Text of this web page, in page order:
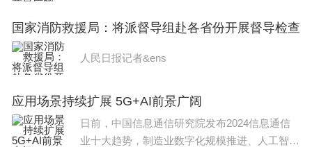
子。布里斯托感觉学校给国际学生的整个支持系统都
比较薄弱。可能学校的初心是让你来搞学术的，不是
让你搞有的没的。
总了个结：所以，入读爱丁堡和布里斯托这种学术类
型的学校，有些学生容易水土不服，你会莫名的有升
等位列其中。中国信息通信研究院副院长王志勤
国家消防救援局：将派督导组赴各省份开展督导检查
人民日报记者&ens
应用场景持续扩展 5G+AI前景广阔
日前，中国信息通信研究院发布2024信息通信
业十大趋势，制造业数字化规模推进、人工智能